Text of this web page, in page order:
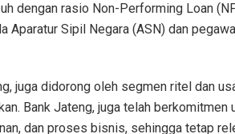
dengan rasio Non-Performing Loan
Aparatur Sipil Negara (ASN) dan
juga didorong oleh segmen ritel dan
Bank Jateng, juga telah
dan proses bisnis, sehingga tetap